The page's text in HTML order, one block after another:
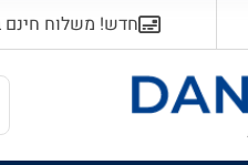
חדש! משלוח חינם